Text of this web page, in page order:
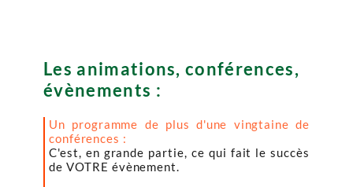
Les animations, conférences,
évènements :
Un programme de plus d'une vingtaine de
conférences :
C'est, en grande partie, ce qui fait le succès
de VOTRE évènement.